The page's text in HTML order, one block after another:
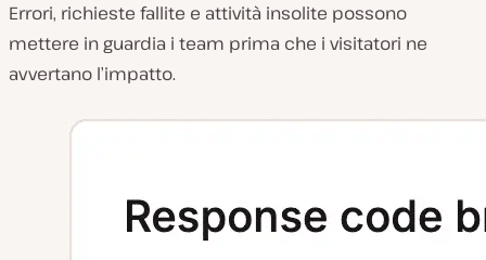
Errori, richieste fallite e attività insolite possono
mettere in guardia i team prima che i visitatori ne
avvertano l’impatto.